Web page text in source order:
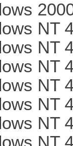
NT
NT
NT
NT
NT
NT
NT